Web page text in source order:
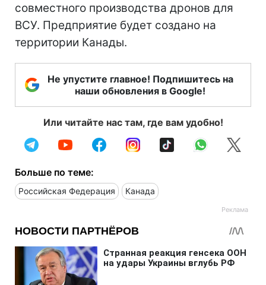
совместного производства дронов для
ВСУ. Предприятие будет создано на
территории Канады.
Не упустите главное! Подпишитесь на
наши обновления в Google!
Или читайте нас там, где вам удобно!
Больше по теме:
Российская Федерация Канада